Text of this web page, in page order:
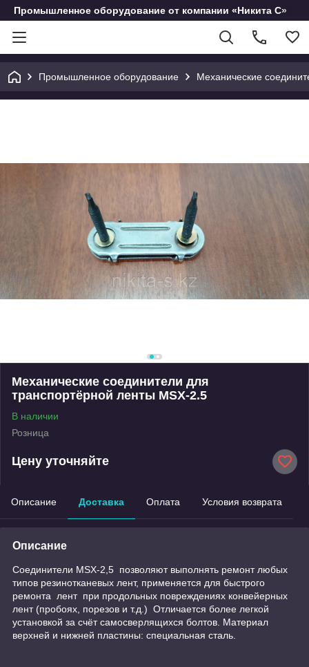
Промышленное оборудование от компании «Никита С»
Промышленное оборудование Механические
Механические соединители для
транспортёрной ленты MSX-2.5
В наличии
Розница
Цену уточняйте
Описание Доставка Оплата Условия возврата
Описание
Cоединители MSX-2,5 позволяют выполнять ремонт любых
типов резинотканевых лент, применяется для быстрого
ремонта лент при продольных повреждениях конвейерных
лент (пробоях, порезов и т.д.) Отличается более легкой
установкой за счёт самосверлящихся болтов. Материал
верхней и нижней пластины: специальная сталь.